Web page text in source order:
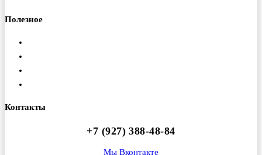
Полезное
Контакты
+7 (927) 388-48-84
Мы Вконтакте